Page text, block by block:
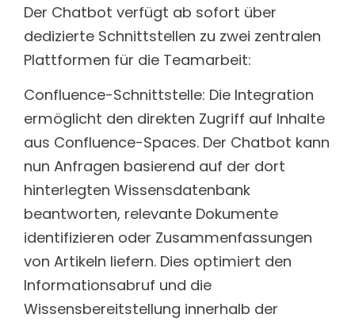
BRANCHEN & LÖSUNGEN
Wissen & Orientierung geben, Menschen
Öffentliche Verwaltung
Wissensmanagement für Städte & Gemeinden mit
Fokus Service & Kontakt.
Betrieb sichern. Wissen vernetzen. Reaktionszeiten
verkürzen.
Healthcare
Sichere Informationen. Präzise Antworten. Volle
Compliance.
Security & Penetration Testing
Prüfung Ihrer Webseite
Ihr Uptime-Service
Ionic App Entwicklung
Schnell, kosteneffizient und performant
PROJEKTE INDUSTRIE & LOGISTIK
Bosch Motorsport
AI Worflow für Datenbankmigration
Bosch Support
Langjährige Contentpflege und WCMS-Support
Zusammenführung von zwei Webservices
Jettainer
Technische Umsetzung und Support
Der Chatbot verfügt ab sofort über
dedizierte Schnittstellen zu zwei zentralen
Plattformen für die Teamarbeit:
Confluence-Schnittstelle: Die Integration
ermöglicht den direkten Zugriff auf Inhalte
aus Confluence-Spaces. Der Chatbot kann
nun Anfragen basierend auf der dort
hinterlegten Wissensdatenbank
beantworten, relevante Dokumente
identifizieren oder Zusammenfassungen
von Artikeln liefern. Dies optimiert den
Informationsabruf und die
Wissensbereitstellung innerhalb der